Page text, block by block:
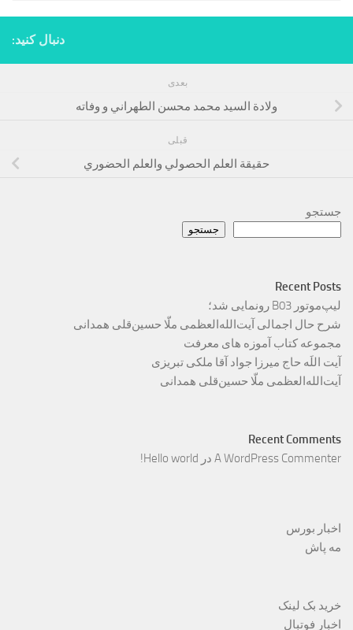
دنبال کنید:
بعدی
ولادة السيد محمد محسن الطهراني و وفاته
قبلی
حقيقة العلم الحصولي والعلم الحضوري
جستجو
جستجو
Recent Posts
لیپ‌موتور B03 رونمایی شد؛
شرح حال اجمالی آیت‌الله‌العظمی ملّا حسین‌قلی همدانی
مجموعه کتاب آموزه های معرفت
آیت اللَه حاج میرزا جواد آقا ملکی تبریزی
آیت‌الله‌العظمی ملّا حسین‌قلی همدانی
Recent Comments
A WordPress Commenter در Hello world!
اخبار بورس
مه پاش
خرید بک لینک
اخبار فوتبال